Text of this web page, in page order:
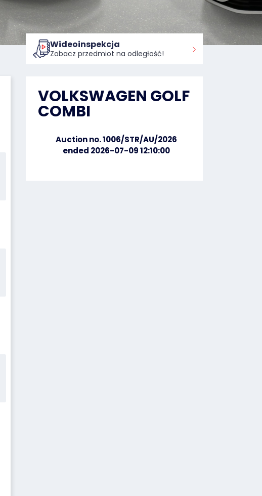
Wideoinspekcja
Zobacz przedmiot na odległość!
VOLKSWAGEN GOLF
COMBI
Auction no. 1006/STR/AU/2026
ended 2026-07-09 12:10:00